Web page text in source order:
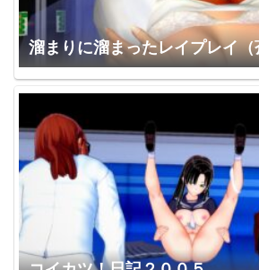
溜まりに溜まったレイプレイ